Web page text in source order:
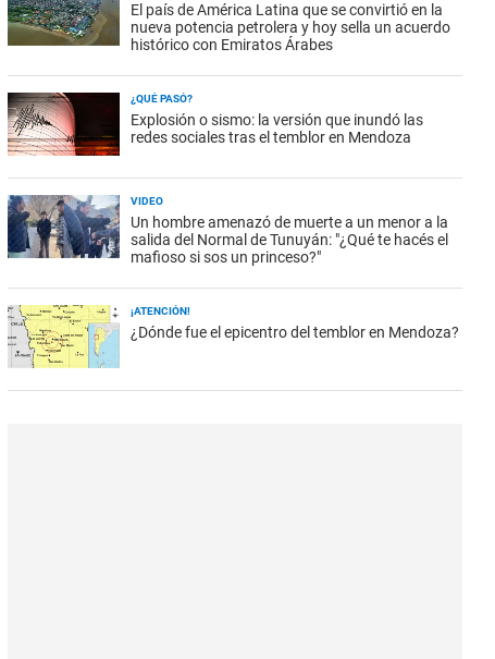
El país de América Latina que se convirtió en la
nueva potencia petrolera y hoy sella un acuerdo
histórico con Emiratos Árabes
¿QUÉ PASÓ?
Explosión o sismo: la versión que inundó las
redes sociales tras el temblor en Mendoza
VIDEO
Un hombre amenazó de muerte a un menor a la
salida del Normal de Tunuyán: "¿Qué te hacés el
mafioso si sos un princeso?"
¡ATENCIÓN!
¿Dónde fue el epicentro del temblor en Mendoza?